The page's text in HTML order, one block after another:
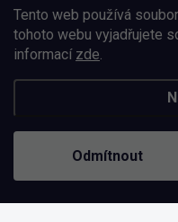
Tento web používá
tohoto webu vyjadřujete
informací zde.
Odmítnout
ZZ Studio
zzstudio_cz
Copyright 2026